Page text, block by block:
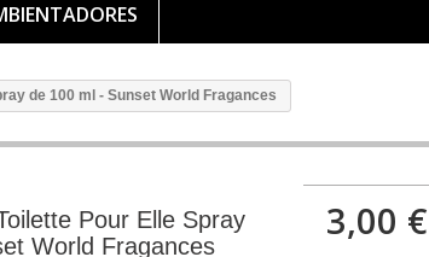
de 100 ml - Sunset World Fragances
Pour Elle Spray
World Fragances
3,00 €